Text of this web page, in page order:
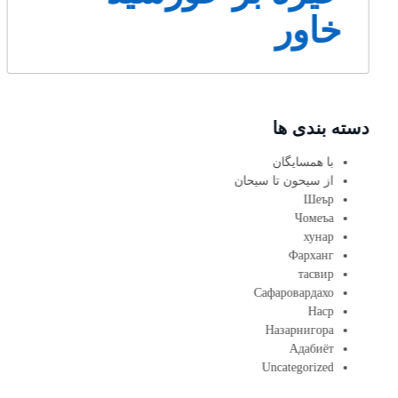
خاور
دسته بندی ها
با همسایگان
از سیحون تا سیحان
Шеър
Чомеъа
хунар
Фарханг
тасвир
Сафаровардахо
Наср
Назарнигора
Адабиёт
Uncategorized